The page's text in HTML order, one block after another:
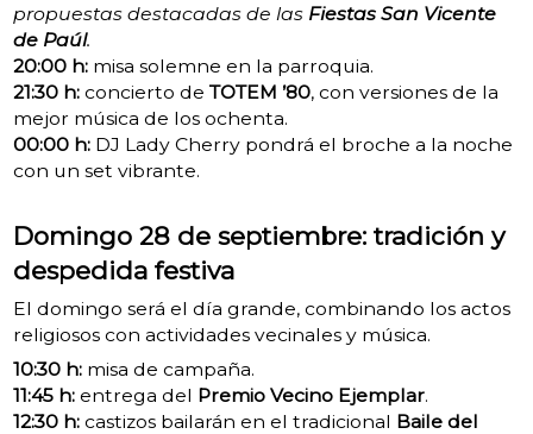
propuestas destacadas de las Fiestas San Vicente
de Paúl.
20:00 h:misa solemne en la parroquia.
21:30 h:concierto de TOTEM ’80, con versiones de la
mejor música de los ochenta.
00:00 h:DJ Lady Cherry pondrá el broche a la noche
con un set vibrante.
Domingo 28 de septiembre: tradición y
despedida festiva
El domingo será el día grande, combinando los actos
religiosos con actividades vecinales y música.
10:30 h:misa de campaña.
11:45 h:entrega del Premio Vecino Ejemplar.
12:30 h:castizos bailarán en el tradicional Baile del